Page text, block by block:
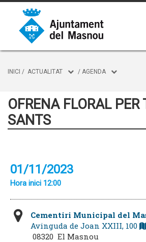
INICI / ACTUALITAT / AGENDA
OFRENA FLORAL PER
SANTS
01/11/2023
Hora inici 12:00
Cementiri Municipal del
Avinguda de Joan XXIII, 100
08320 El Masnou